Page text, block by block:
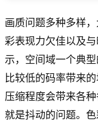
画质问题多种多样
彩表现力欠佳以及
示，空间域一个典
比较低的码率带来
压缩程度会带来各
就是抖动的问题。